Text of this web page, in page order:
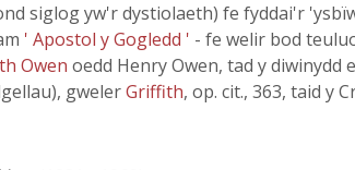
siglog yw'r dystiolaeth) fe fyddai'r
' Apostol y Gogledd ' - fe welir bod
Owen oedd Henry Owen, tad y diwinydd
gwelerGriffith, op. cit., 363, taid y